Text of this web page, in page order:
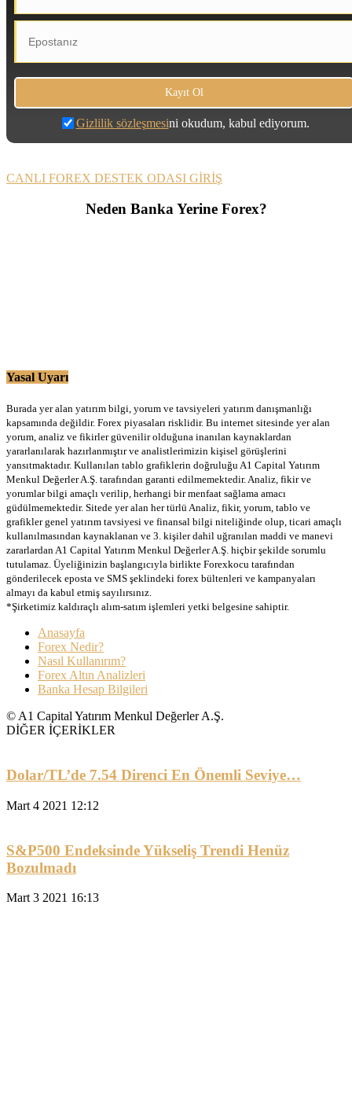
Gizlilik sözleşmesini okudum, kabul ediyorum.
CANLI FOREX DESTEK ODASI GİRİŞ
Neden Banka Yerine Forex?
Yasal Uyarı
Burada yer alan yatırım bilgi, yorum ve tavsiyeleri yatırım danışmanlığı
kapsamında değildir. Forex piyasaları risklidir. Bu internet sitesinde yer alan
yorum, analiz ve fikirler güvenilir olduğuna inanılan kaynaklardan
yararlanılarak hazırlanmıştır ve analistlerimizin kişisel görüşlerini
yansıtmaktadır. Kullanılan tablo grafiklerin doğruluğu A1 Capital Yatırım
Menkul Değerler A.Ş. tarafından garanti edilmemektedir. Analiz, fikir ve
yorumlar bilgi amaçlı verilip, herhangi bir menfaat sağlama amacı
güdülmemektedir. Sitede yer alan her türlü Analiz, fikir, yorum, tablo ve
grafikler genel yatırım tavsiyesi ve finansal bilgi niteliğinde olup, ticari amaçlı
kullanılmasından kaynaklanan ve 3. kişiler dahil uğranılan maddi ve manevi
zararlardan A1 Capital Yatırım Menkul Değerler A.Ş. hiçbir şekilde sorumlu
tutulamaz. Üyeliğinizin başlangıcıyla birlikte Forexkocu tarafından
gönderilecek eposta ve SMS şeklindeki forex bültenleri ve kampanyaları
almayı da kabul etmiş sayılırsınız.
*Şirketimiz kaldıraçlı alım-satım işlemleri yetki belgesine sahiptir.
Anasayfa
Forex Nedir?
Nasıl Kullanırım?
Forex Altın Analizleri
Banka Hesap Bilgileri
© A1 Capital Yatırım Menkul Değerler A.Ş.
DİĞER İÇERİKLER
Dolar/TL’de 7.54 Direnci En Önemli Seviye…
Mart 4 2021 12:12
S&P500 Endeksinde Yükseliş Trendi Henüz
Bozulmadı
Mart 3 2021 16:13